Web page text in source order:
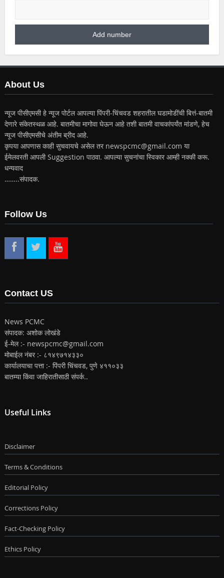
About Us
न्यूज पीसीएमसी हे न्यूज पोर्टल आपल्या पिंपरी-चिंचवड शहरातील घडामोडींची बित्तं-बातमी
देणारे संकेतस्थळ आहे. बातमीचा मागोवा घेऊन आहे तशी बातमी वाचकांपर्यंत मांडणे, हेच
न्यूज पीसीएमसीचे अंतीम ब्रीद आहे.
कृपया आपणास काही सुचवायचे असेल तर newspcmc@gmail.com या
ईमेलवरती आपली Suggestion पाठवा. आपल्या सुचनांचा स्विकार आम्ही नक्की करू.
धन्यवाद
……..संपादक.
Follow Us
Contact US
News PCMC
संपादक: अशोक लोखंडे
ई-मेल :- newspcmc@gmail.com
मोबाईल नंबर :- ८१४९७१४३३०
कार्यालयाचा पत्ता :- पिंपरी चिंचवड, पुणे ४११०३३
बातम्या किंवा जाहिरातीसाठी संपर्क..
Useful Links
Disclaimer
Terms & Conditions
Editorial Policy
Corrections Policy
Fact-Checking Policy
Ethics Policy